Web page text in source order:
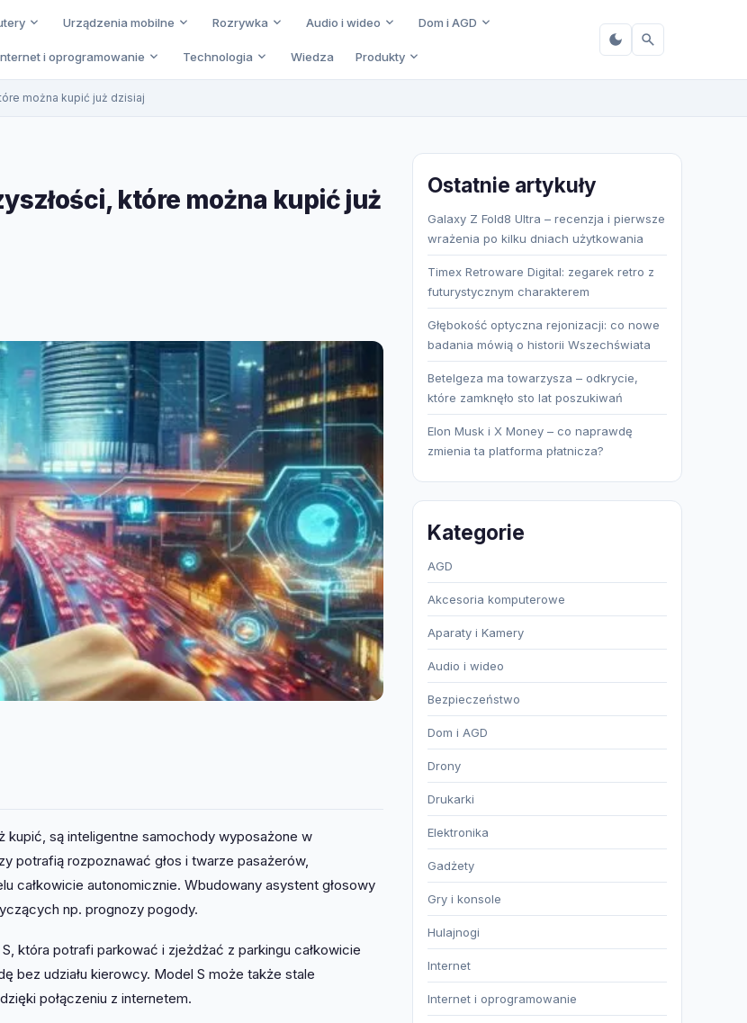
Urządzenia mobilne Rozrywka Audio i wideo Dom i AGD
i oprogramowanie Technologia Wiedza Produkty
można kupić już dzisiaj
które można kupić już
są inteligentne samochody wyposażone w
potrafią rozpoznawać głos i twarze pasażerów,
całkowicie autonomicznie. Wbudowany asystent głosowy
np. prognozy pogody.
która potrafi parkować i zjeżdżać z parkingu całkowicie
bez udziału kierowcy. Model S może także stale
połączeniu z internetem.
Ostatnie artykuły
Galaxy Z Fold8 Ultra – recenzja i pierwsze
wrażenia po kilku dniach użytkowania
Timex Retroware Digital: zegarek retro z
futurystycznym charakterem
Głębokość optyczna rejonizacji: co nowe
badania mówią o historii Wszechświata
Betelgeza ma towarzysza – odkrycie,
które zamknęło sto lat poszukiwań
Elon Musk i X Money – co naprawdę
zmienia ta platforma płatnicza?
Kategorie
AGD
Akcesoria komputerowe
Aparaty i Kamery
Audio i wideo
Bezpieczeństwo
Dom i AGD
Drony
Drukarki
Elektronika
Gadżety
Gry i konsole
Hulajnogi
Internet
Internet i oprogramowanie